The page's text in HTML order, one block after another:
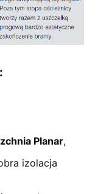
Planar,
izolacja